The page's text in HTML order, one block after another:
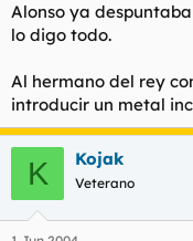
Alonso ya
lo digo todo.
Al hermano del rey
introducir un metal
K Kojak
Veterano